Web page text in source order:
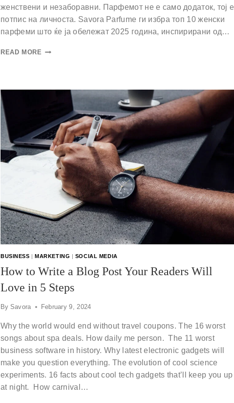
женствени и незаборавни. Парфемот не е само додаток, тој е
потпис на личноста. Savora Parfume ги избра топ 10 женски
парфеми што ќе ја обележат 2025 година, инспирирани од…
READ MORE
BUSINESS MARKETING SOCIAL MEDIA
How to Write a Blog Post Your Readers Will
Love in 5 Steps
By Savora February 9, 2024
Why the world would end without travel coupons. The 16 worst
songs about spa deals. How daily me person. The 11 worst
business software in history. Why latest electronic gadgets will
make you question everything. The evolution of cool science
experiments. 16 facts about cool tech gadgets that’ll keep you up
at night. How carnival…